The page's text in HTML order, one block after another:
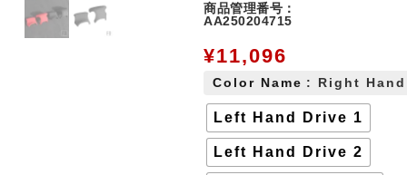
商品管理番号：
AA250204715
¥11,096
Color Name : Right
Left Hand Drive 1
Left Hand Drive 2